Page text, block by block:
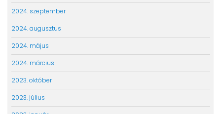
2024. szeptember
2024. augusztus
2024. május
2024. március
2023. október
2023. július